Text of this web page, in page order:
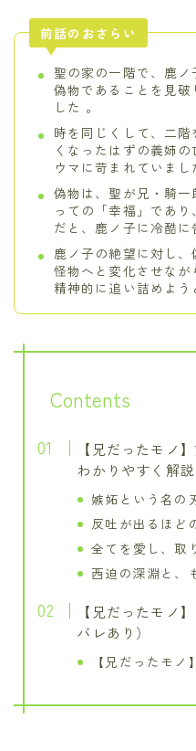
前話のおさらい
聖の家の一階で、鹿
偽物であることを見
した 。
時を同じくして、二
くなったはずの義姉
ウマに苛まれていまし
偽物は、聖が兄・騎
っての「幸福」であ
だと、鹿ノ子に冷酷に
鹿ノ子の絶望に対し
怪物へと変化させな
精神的に追い詰めよう
Contents
【兄だったモノ
わかりやすく解説
嫉妬という名の
反吐が出るほど
全てを愛し、取
西迫の深淵と、
【兄だったモノ
バレあり）
【兄だったモ